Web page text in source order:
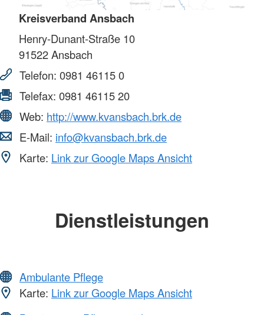
Kreisverband Ansbach
Henry-Dunant-Straße 10
91522Ansbach
Telefon: 0981 46115 0
Telefax: 0981 46115 20
Web: http://www.kvansbach.brk.de
E-Mail: info@kvansbach.brk.de
Karte: Link zur Google Maps Ansicht
Dienstleistungen
Ambulante Pflege
Karte: Link zur Google Maps Ansicht